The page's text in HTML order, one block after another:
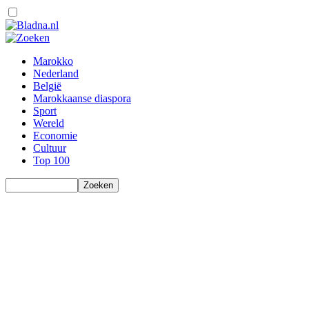
Marokko
Nederland
België
Marokkaanse diaspora
Sport
Wereld
Economie
Cultuur
Top 100